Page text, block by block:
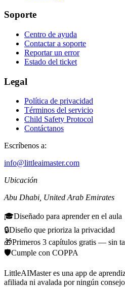
Soporte
Centro de ayuda
Contactar a soporte
Reportar un error
Estado del ticket
Legal
Política de privacidad
Términos del servicio
Child Safety Protocol
Contáctanos
Escríbenos a:
info@littleaimaster.com
Ubicación
Abu Dhabi United Arab Emirates
🎓Diseñado para aprender en el aula
🔒Diseño que prioriza la privacidad
🎁Primeros 3 capítulos gratis — sin
🛡️Cumple con COPPA
LittleAIMaster es una app de
afiliada ni avalada por ningún